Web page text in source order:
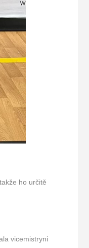
ho určitě
vicemistryni